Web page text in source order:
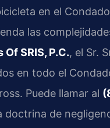
en el
las
SRIS, P.C., el Sr.
en todo el
Puede llamar al
doctrina de